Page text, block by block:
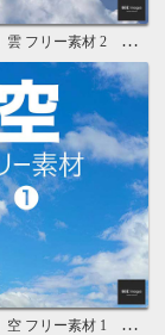
雲 フリー素材 2 無料で使える画像素材集
空 フリー素材 1 無料で使える写真素材集